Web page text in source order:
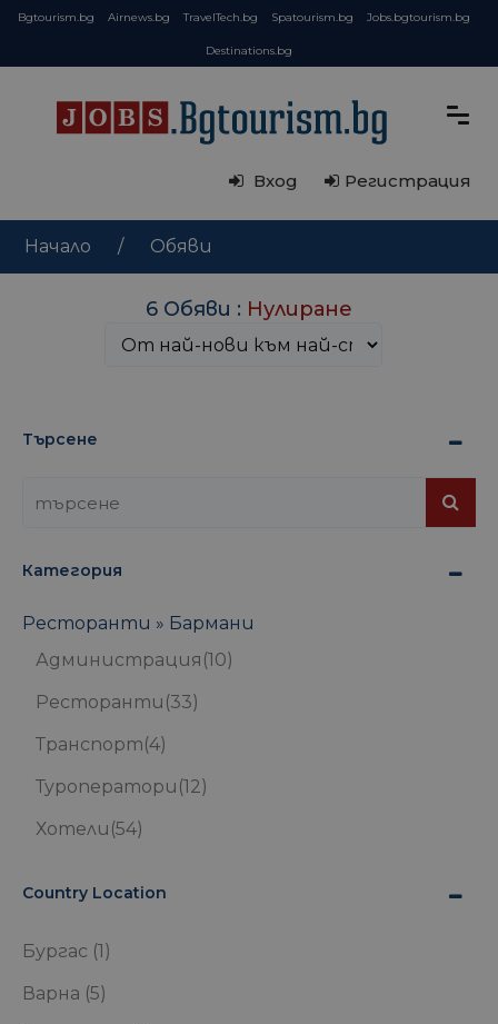
Bgtourism.bg Airnews.bg TravelTech.bg Spatourism.bg Jobs.bgtourism.bg
Destinations.bg
Вход Регистрация
Начало Обяви
6 Обяви : Нулиране
Търсене
Категория
Ресторанти » Бармани
Администрация (10)
Ресторанти (33)
Транспорт(4)
Туроператори (12)
Хотели (54)
Country Location
Бургас (1)
Варна (5)